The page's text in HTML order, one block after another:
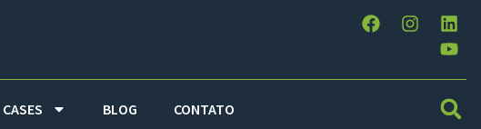
CASES BLOG CONTATO